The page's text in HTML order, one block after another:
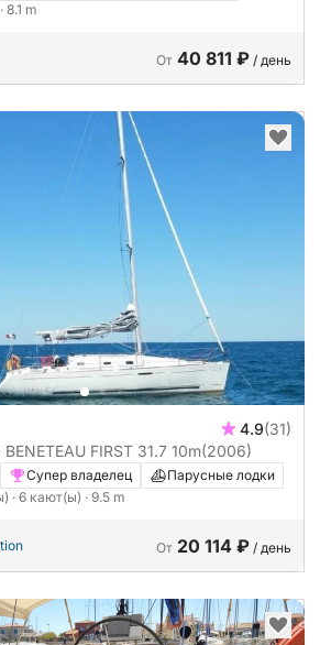
· 8.1 m
От 40 811 ₽ / день
4.9(31)
FIRST 31.7 10m(2006)
Супер владелец
Парусные лодки
· 6 кают(ы) · 9.5 m
От 20 114 ₽ / день